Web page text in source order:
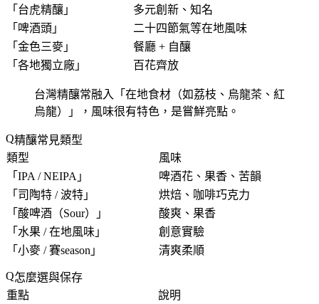
「 台虎精釀 」
多元創新、知名
「 啤酒頭 」
二十四節氣等在地風味
「 金色三麥 」
餐廳 + 自釀
「 各地獨立廠 」 百花齊放
台灣精釀常融入「 在地食材（如荔枝、烏龍茶、紅
烏龍）
」，風味很有特色，是嘗鮮亮點。
精釀常見類型
類型
風味
「 IPA / NEIPA 」
啤酒花、果香、苦韻
「 司陶特 / 波特 」
烘焙、咖啡巧克力
「 酸啤酒（Sour） 」
酸爽、果香
「 水果 / 在地風味 」
創意實驗
「 小麥 / 賽season 」 清爽柔順
怎麼選與保存
重點
說明